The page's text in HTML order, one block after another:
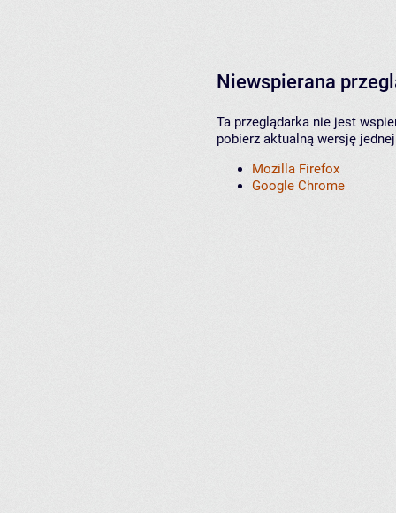
Niewspierana
Ta przeglądarka nie jest
pobierz aktualną wersję
Mozilla Firefox
Google Chrome